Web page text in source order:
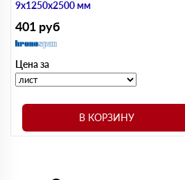
9х1250х2500 мм
401 руб
Цена за
В КОРЗИНУ